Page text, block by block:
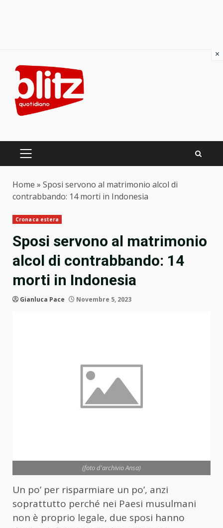
content
PRIMARY
Home » Sposi servono al matrimonio alcol di
contrabbando: 14 morti in Indonesia
Cronaca estera
Sposi servono al matrimonio
alcol di contrabbando: 14
morti in Indonesia
Gianluca Pace Novembre 5, 2023
(foto d'archivio Ansa)
Un po’ per risparmiare un po’, anzi
soprattutto perché nei Paesi musulmani
non è proprio legale, due sposi hanno
×